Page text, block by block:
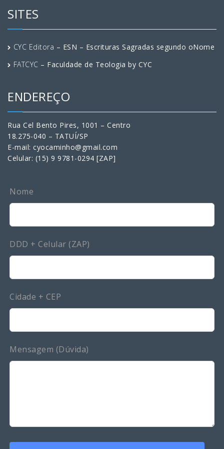
SITES
CYC Editora – ESN – Escrituras Sagradas segundo oNome
FATCYC – Faculdade de Teologia by CYC
ENDEREÇO
Rua Cel Bento Pires, 1001 – Centro
18.275-040 – TATUÍ/SP
E-mail: cyocaminho@gmail.com
Celular: (15) 9 9781-0294 [ZAP]
Leave
Nome
DDD + Celular (ZAP)
Cidade + CEP
Mensagem (Dúvida)